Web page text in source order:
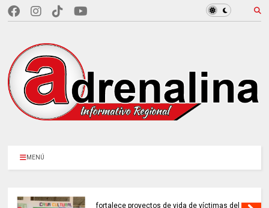
MENÚ
fortalece proyectos de vida de víctimas del